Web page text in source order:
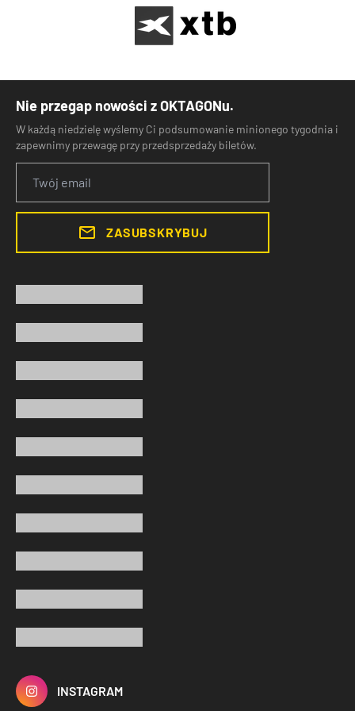
Nie przegap nowości z OKTAGONu.
W każdą niedzielę wyślemy Ci podsumowanie minionego tygodnia i
zapewnimy przewagę przy przedsprzedaży biletów.
ZASUBSKRYBUJ
INSTAGRAM